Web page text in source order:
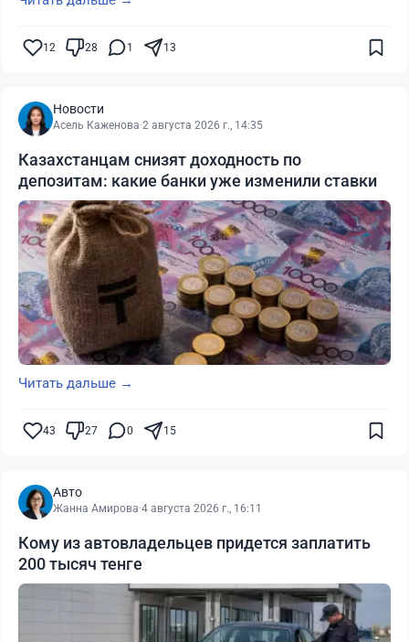
12 28 1 13
Новости
Асель Каженова·2 августа 2026 г., 14:35
Казахстанцам снизят доходность по
депозитам: какие банки уже изменили ставки
Читать дальше →
43 27 0 15
Авто
Жанна Амирова·4 августа 2026 г., 16:11
Кому из автовладельцев придется заплатить
200 тысяч тенге